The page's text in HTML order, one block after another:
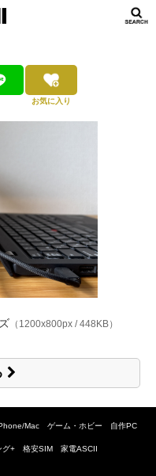
お気に入り
（1200x800px / 448KB）
Mac ゲーム・ホビー 自作PC
グ+ 格安SIM 家電ASCII